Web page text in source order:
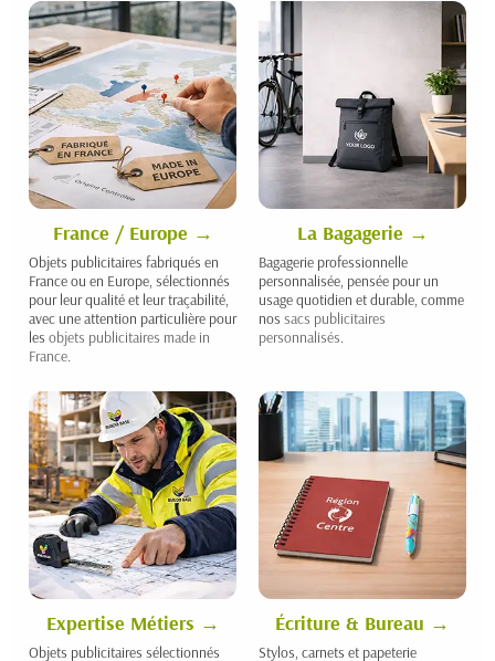
France / Europe
Objets publicitaires fabriqués en
France ou en Europe, sélectionnés
pour leur qualité et leur traçabilité,
avec une attention particulière pour
les objets publicitaires made in
France.
La Bagagerie
Bagagerie professionnelle
personnalisée, pensée pour un
usage quotidien et durable, comme
nos sacs publicitaires
personnalisés.
Expertise Métiers
Objets publicitaires sélectionnés
Écriture & Bureau
Stylos, carnets et papeterie